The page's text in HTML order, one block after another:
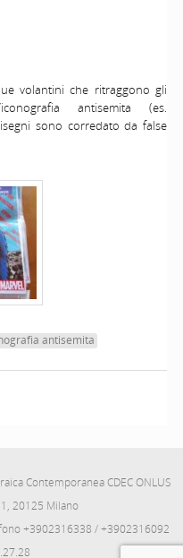
volantini che ritraggono gli
antisemita (es.
sono corredato da false
antisemita
Contemporanea CDEC ONLUS
20125 Milano
+3902316338 / +3902316092